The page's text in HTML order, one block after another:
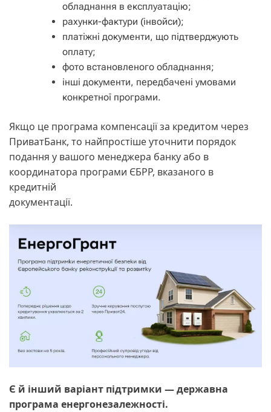
обладнання в експлуатацію;
рахунки-фактури (інвойси);
платіжні документи, що підтверджують
оплату;
фото встановленого обладнання;
інші документи, передбачені умовами
конкретної програми.
Якщо це програма компенсації за кредитом через
ПриватБанк, то найпростіше уточнити порядок
подання у вашого менеджера банку або в
координатора програми ЄБРР, вказаного в
кредитній
документації.
Є й інший варіант підтримки — державна
програма енергонезалежності.